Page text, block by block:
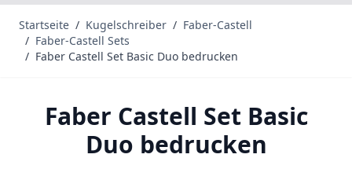
Startseite / Kugelschreiber / Faber-Castell
/ Faber-Castell Sets
/ Faber Castell Set Basic Duo bedrucken
Faber Castell Set Basic
Duo bedrucken